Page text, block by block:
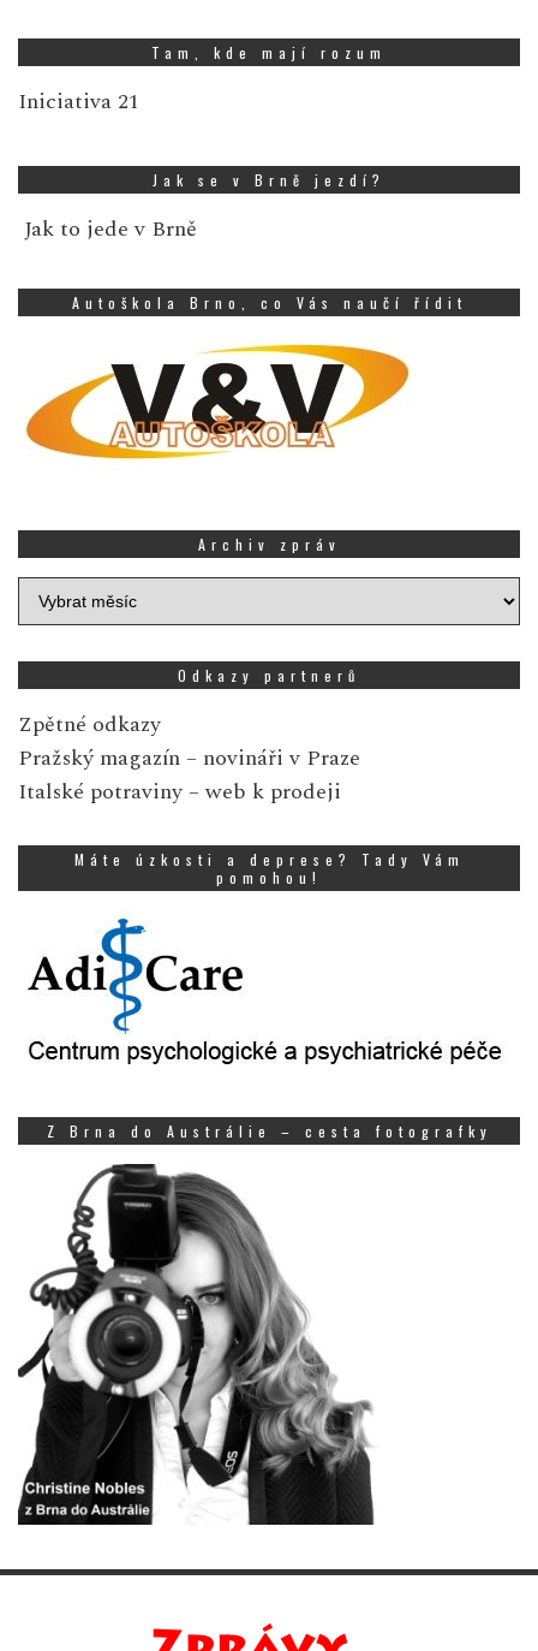
Tam, kde mají rozum
Iniciativa 21
Jak se v Brně jezdí?
Jak to jede v Brně
Autoškola Brno, co Vás naučí řídit
Archiv zpráv
Archiv
zpráv
Odkazy partnerů
Zpětné odkazy
Pražský magazín – novináři v Praze
Italské potraviny – web k prodeji
Máte úzkosti a deprese? Tady Vám
pomohou!
Z Brna do Austrálie – cesta fotografky